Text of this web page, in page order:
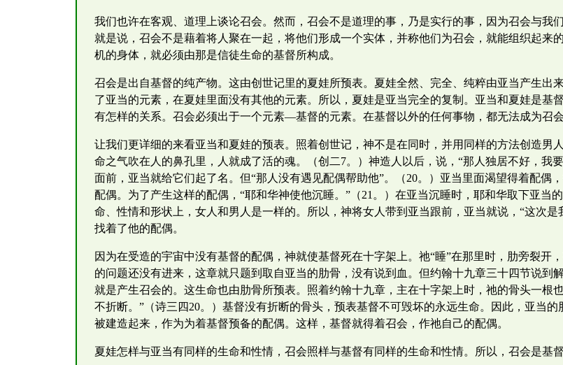
我们也许在客观、道理上谈论召会。然而，召会不是道理的事，乃是实行的事，因为召会与我
就是说，召会不是藉着将人聚在一起，将他们形成一个实体，并称他们为召会，就能组织起来
机的身体，就必须由那是信徒生命的基督所构成。
召会是出自基督的纯产物。这由创世记里的夏娃所预表。夏娃全然、完全、纯粹由亚当产生出
了亚当的元素，在夏娃里面没有其他的元素。所以，夏娃是亚当完全的复制。亚当和夏娃是基
有怎样的关系。召会必须出于一个元素—基督的元素。在基督以外的任何事物，都无法成为召会
让我们更详细的来看亚当和夏娃的预表。照着创世记，神不是在同时，并用同样的方法创造男
命之气吹在人的鼻孔里，人就成了活的魂。（创二7。）神造人以后，说，“那人独居不好，我
面前，亚当就给它们起了名。但“那人没有遇见配偶帮助他”。（20。）亚当里面渴望得着配偶
配偶。为了产生这样的配偶，“耶和华神使他沉睡。”（21。）在亚当沉睡时，耶和华取下亚当
命、性情和形状上，女人和男人是一样的。所以，神将女人带到亚当跟前，亚当就说，“这次
找着了他的配偶。
因为在受造的宇宙中没有基督的配偶，神就使基督死在十字架上。祂“睡”在那里时，肋旁裂开
的问题还没有进来，这章就只题到取自亚当的肋骨，没有说到血。但约翰十九章三十四节说到
就是产生召会的。这生命也由肋骨所预表。照着约翰十九章，主在十字架上时，祂的骨头一根
不折断。”（诗三四20。）基督没有折断的骨头，预表基督不可毁坏的永远生命。因此，亚当
被建造起来，作为为着基督预备的配偶。这样，基督就得着召会，作祂自己的配偶。
夏娃怎样与亚当有同样的生命和性情，召会照样与基督有同样的生命和性情。所以，召会是基督